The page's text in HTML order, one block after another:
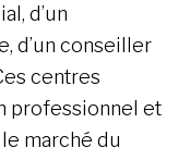
d’un
d’un conseiller
centres
professionnel et
marché du